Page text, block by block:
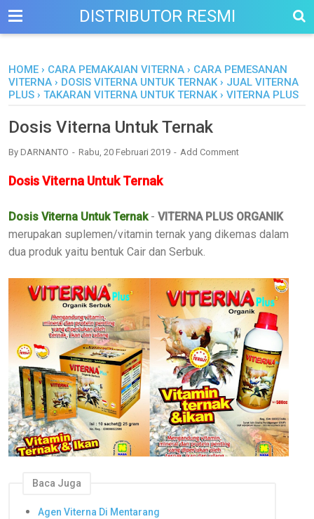
DISTRIBUTOR RESMI
HOME › CARA PEMAKAIAN VITERNA › CARA PEMESANAN
VITERNA › DOSIS VITERNA UNTUK TERNAK › JUAL VITERNA
PLUS › TAKARAN VITERNA UNTUK TERNAK › VITERNA PLUS
Dosis Viterna Untuk Ternak
By DARNANTO Rabu, 20 Februari 2019 Add Comment
Dosis Viterna Untuk Ternak
Dosis Viterna Untuk Ternak - VITERNA PLUS ORGANIK
merupakan suplemen/vitamin ternak yang dikemas dalam
dua produk yaitu bentuk Cair dan Serbuk.
Baca Juga
Agen Viterna Di Mentarang